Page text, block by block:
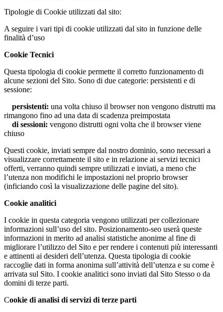
Tipologie di Cookie utilizzati dal sito:
A seguire i vari tipi di cookie utilizzati dal sito in funzione delle
finalità d’uso
Cookie Tecnici
Questa tipologia di cookie permette il corretto funzionamento di
alcune sezioni del Sito. Sono di due categorie: persistenti e di
sessione:
persistenti: una volta chiuso il browser non vengono distrutti ma
rimangono fino ad una data di scadenza preimpostata
di sessioni: vengono distrutti ogni volta che il browser viene
chiuso
Questi cookie, inviati sempre dal nostro dominio, sono necessari a
visualizzare correttamente il sito e in relazione ai servizi tecnici
offerti, verranno quindi sempre utilizzati e inviati, a meno che
l’utenza non modifichi le impostazioni nel proprio browser
(inficiando così la visualizzazione delle pagine del sito).
Cookie analitici
I cookie in questa categoria vengono utilizzati per collezionare
informazioni sull’uso del sito. Posizionamento-seo userà queste
informazioni in merito ad analisi statistiche anonime al fine di
migliorare l’utilizzo del Sito e per rendere i contenuti più interessanti
e attinenti ai desideri dell’utenza. Questa tipologia di cookie
raccoglie dati in forma anonima sull’attività dell’utenza e su come è
arrivata sul Sito. I cookie analitici sono inviati dal Sito Stesso o da
domini di terze parti.
Cookie di analisi di servizi di terze parti